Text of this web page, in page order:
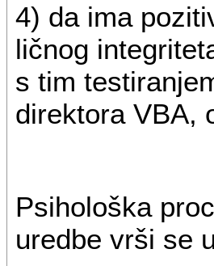
4) da ima
ličnog
s tim
direktora VBA,
Psihološka
uredbe vrši se